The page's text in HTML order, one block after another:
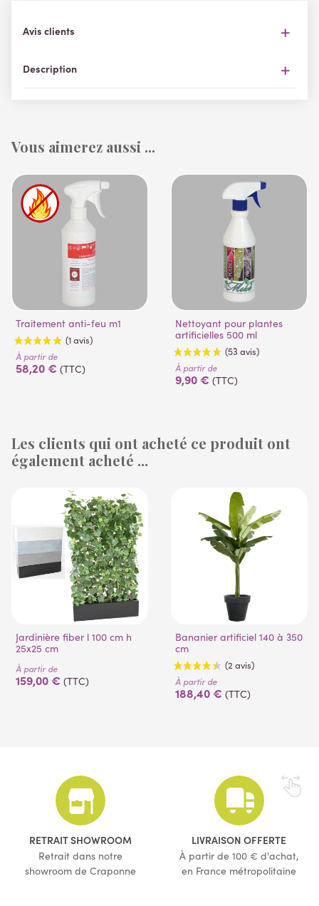
Description
Avis clients
Vous aimerez aussi ...
Traitement anti-feu m1
À partir de
58,20 € (TTC)
Nettoyant pour plantes
artificielles 500 ml
À partir de
9,90 € (TTC)
Les clients qui ont acheté ce produit ont
également acheté ...
Jardinière fiber l 100 cm h
25x25 cm
À partir de
159,00 € (TTC)
Bananier artificiel 140 à 350
cm
(2 avis)
À partir de
188,40 € (TTC)
RETRAIT SHOWROOM
Retrait dans notre
showroom de Craponne
LIVRAISON OFFERTE
À partir de 100 € d'achat,
en France métropolitaine